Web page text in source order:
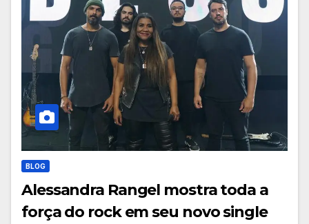
BLOG
Alessandra Rangel mostra toda a
força do rock em seu novo single